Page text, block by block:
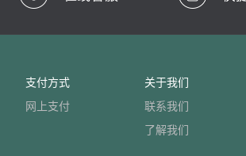
支付方式
网上支付
关于我们
联系我们
了解我们